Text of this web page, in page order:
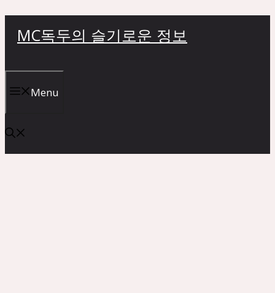
너
뛰
기
MC독두의 슬기로운 정보
Menu